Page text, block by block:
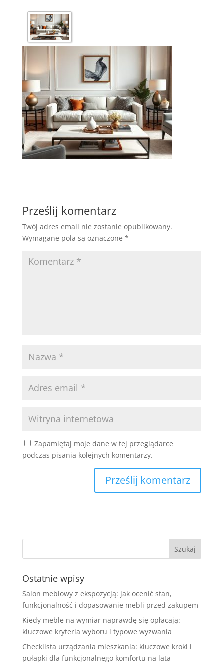
Prześlij komentarz
Twój adres email nie zostanie opublikowany.
Wymagane pola są oznaczone *
Zapamiętaj moje dane w tej przeglądarce
podczas pisania kolejnych komentarzy.
Ostatnie wpisy
Salon meblowy z ekspozycją: jak ocenić stan,
funkcjonalność i dopasowanie mebli przed zakupem
Kiedy meble na wymiar naprawdę się opłacają:
kluczowe kryteria wyboru i typowe wyzwania
Checklista urządzania mieszkania: kluczowe kroki i
pułapki dla funkcjonalnego komfortu na lata